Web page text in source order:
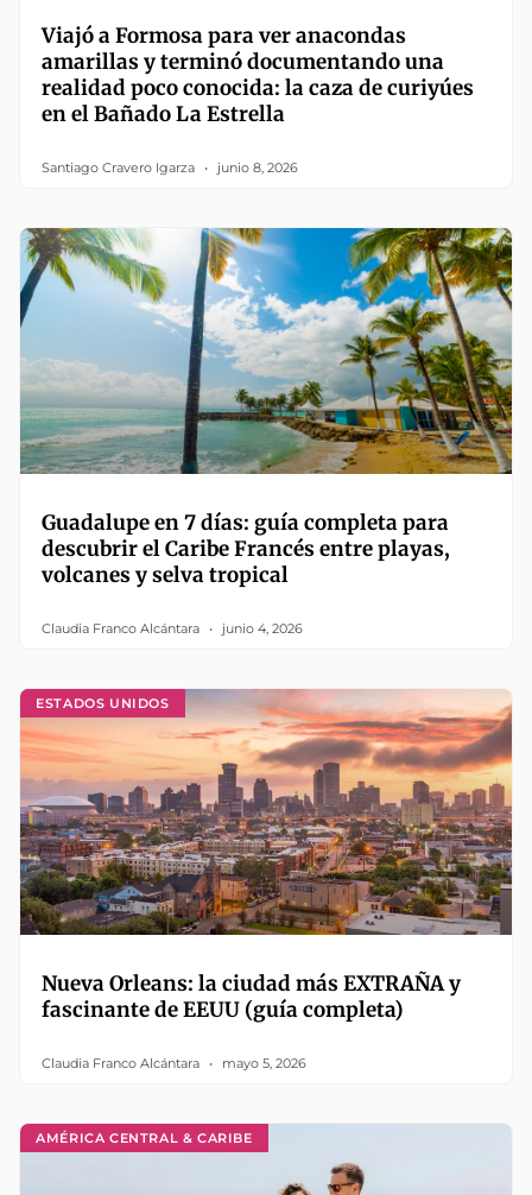
Viajó a Formosa para ver anacondas
amarillas y terminó documentando una
realidad poco conocida: la caza de curiyúes
en el Bañado La Estrella
Santiago Cravero Igarza junio 8, 2026
Guadalupe en 7 días: guía completa para
descubrir el Caribe Francés entre playas,
volcanes y selva tropical
Claudia Franco Alcántara junio 4, 2026
ESTADOS UNIDOS
Nueva Orleans: la ciudad más EXTRAÑA y
fascinante de EEUU (guía completa)
Claudia Franco Alcántara mayo 5, 2026
AMÉRICA CENTRAL & CARIBE